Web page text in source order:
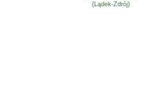
(Lądek-Zdrój)